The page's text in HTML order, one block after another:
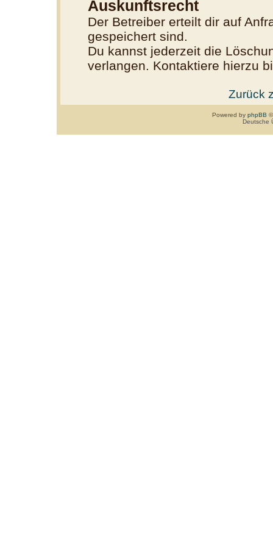
Auskunftsrecht
Der Betreiber erteilt dir auf
gespeichert sind.
Du kannst jederzeit die
verlangen. Kontaktiere hierzu
Zurück
Powered by phpBB
Deutsche